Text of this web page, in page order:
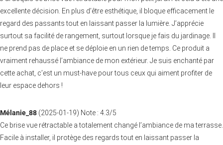
excellente décision. En plus d’être esthétique, il bloque efficacement le
regard des passants tout en laissant passer la lumière. J’apprécie
surtout sa facilité de rangement, surtout lorsque je fais du jardinage. Il
ne prend pas de place et se déploie en un rien de temps. Ce produit a
vraiment rehaussé l’ambiance de mon extérieur. Je suis enchanté par
cette achat, c’est un must-have pour tous ceux qui aiment profiter de
leur espace dehors !
Mélanie_88 (2025-01-19) Note : 4.3/5
Ce brise vue rétractable a totalement changé l’ambiance de ma terrasse.
Facile à installer, il protège des regards tout en laissant passer la